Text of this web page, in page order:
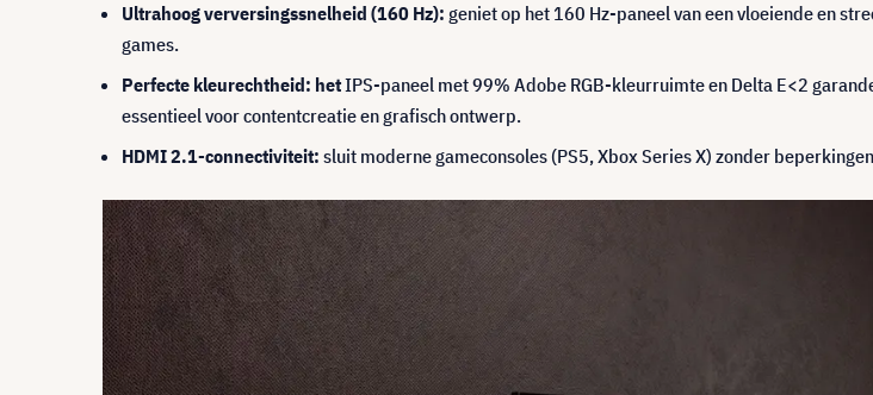
Ultrahoog verversingssnelheid (160 Hz): geniet op het 160 Hz-paneel van een vloeiende en
games.
Perfecte kleurechtheid: hetIPS-paneel met 99% Adobe RGB-kleurruimte en Delta E<2
essentieel voor contentcreatie en grafisch ontwerp.
HDMI 2.1-connectiviteit: sluit moderne gameconsoles (PS5, Xbox Series X) zonder